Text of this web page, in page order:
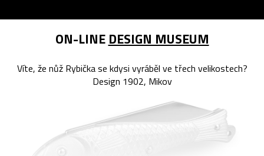
ON-LINE DESIGN MUSEUM
Víte, že nůž Rybička se kdysi vyráběl ve třech velikostech?
Design 1902, Mikov